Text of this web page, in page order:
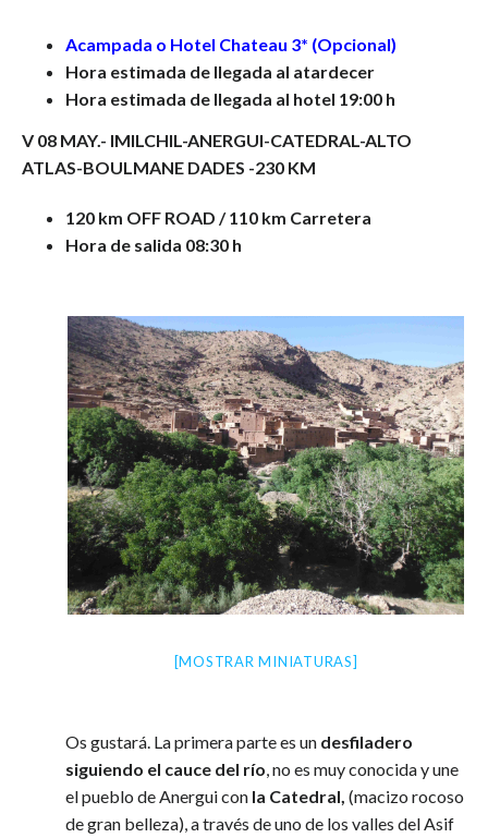
Acampada o Hotel Chateau 3* (Opcional)
Hora estimada de llegada al atardecer
Hora estimada de llegada al hotel 19:00 h
V 08 MAY.- IMILCHIL-ANERGUI-CATEDRAL-ALTO
ATLAS-BOULMANE DADES -230 KM
120 km OFF ROAD / 110 km Carretera
Hora de salida 08:30 h
[MOSTRAR MINIATURAS]
Os gustará. La primera parte es un desfiladero
siguiendo el cauce del río, no es muy conocida y une
el pueblo de Anergui con la Catedral, (macizo rocoso
de gran belleza), a través de uno de los valles del Asif